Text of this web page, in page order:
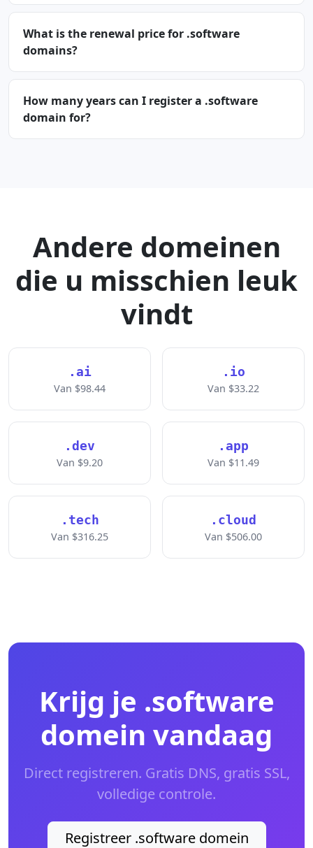
What is the renewal price for .software
domains?
How many years can I register a .software
domain for?
Andere domeinen
die u misschien leuk
vindt
.ai
Van $98.44
.io
Van $33.22
.dev
Van $9.20
.app
Van $11.49
.tech
Van $316.25
.cloud
Van $506.00
Krijg je .software
domein vandaag
Direct registreren. Gratis DNS, gratis SSL,
volledige controle.
Registreer .software domein